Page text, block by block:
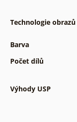
Technologie obrazů
Barva
Počet dílů
Výhody USP